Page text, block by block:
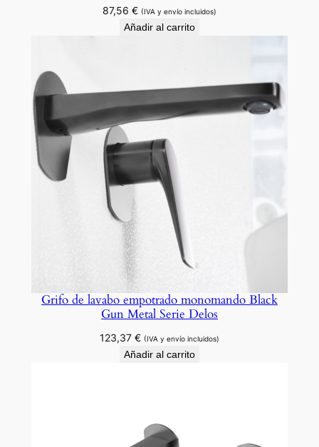
87,56 € (IVA y envío incluidos)
Añadir al carrito
Grifo de lavabo empotrado monomando Black
Gun Metal Serie Delos
123,37 € (IVA y envío incluidos)
Añadir al carrito